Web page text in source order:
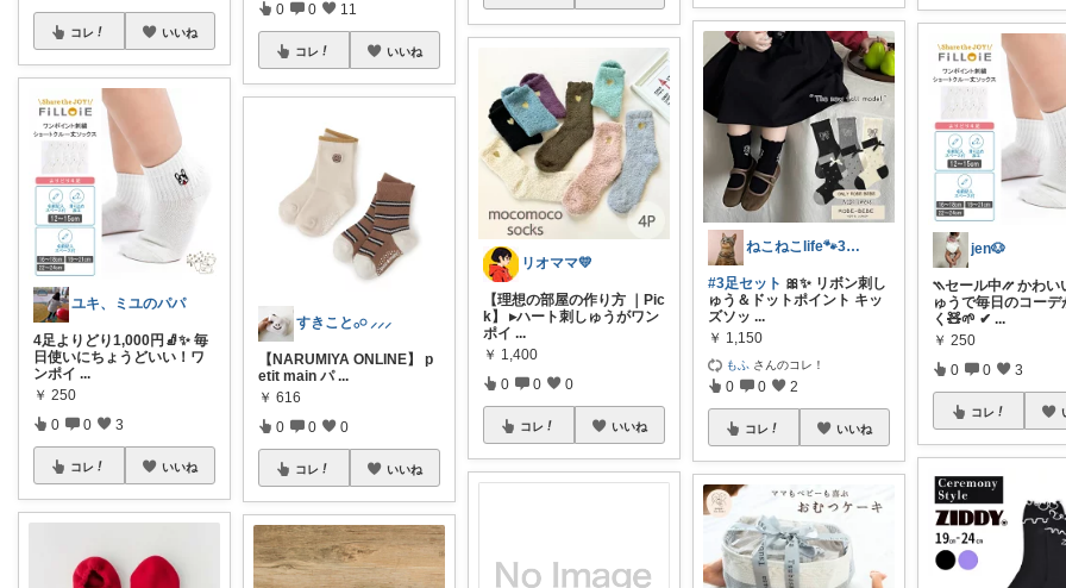
コレ いいね
ユキ、ミユのパパ
4足よりどり1,000円🧦✨ 毎
日使いにちょうどいい！ワ
ンポイ ...
￥ 250
0 0 3
コレ いいね
0 0 11
コレ いいね
すきこと𓂂𓏸 ⸝⸝⸝
【NARUMIYA ONLINE】 p
etit main パ ...
￥ 616
0 0 0
コレ いいね
リオママ💛
【理想の部屋の作り方 ｜Pic
k】 ▸ハート刺しゅうがワン
ポイ ...
￥ 1,400
0 0 0
コレ いいね
ねこねこlife🐾3児のママ💖
#3足セット 🎀✨ リボン刺し
ゅう＆ドットポイント キッ
ズソッ ...
￥ 1,150
もふ さんのコレ！
0 0 2
コレ いいね
jen🐶
⳹セール中⳼ かわい
ゅうで毎日のコーデ
く🧸🌱 ✔ ...
￥ 250
0 0 3
コレ